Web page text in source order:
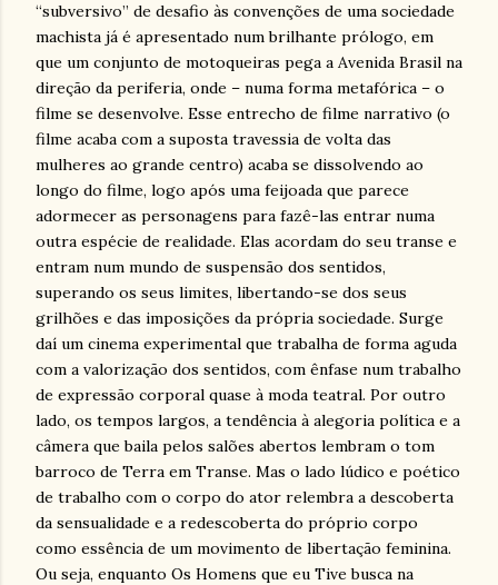
“subversivo” de desafio às convenções de uma sociedade
machista já é apresentado num brilhante prólogo, em
que um conjunto de motoqueiras pega a Avenida Brasil na
direção da periferia, onde – numa forma metafórica – o
filme se desenvolve. Esse entrecho de filme narrativo (o
filme acaba com a suposta travessia de volta das
mulheres ao grande centro) acaba se dissolvendo ao
longo do filme, logo após uma feijoada que parece
adormecer as personagens para fazê-las entrar numa
outra espécie de realidade. Elas acordam do seu transe e
entram num mundo de suspensão dos sentidos,
superando os seus limites, libertando-se dos seus
grilhões e das imposições da própria sociedade. Surge
daí um cinema experimental que trabalha de forma aguda
com a valorização dos sentidos, com ênfase num trabalho
de expressão corporal quase à moda teatral. Por outro
lado, os tempos largos, a tendência à alegoria política e a
câmera que baila pelos salões abertos lembram o tom
barroco de Terra em Transe. Mas o lado lúdico e poético
de trabalho com o corpo do ator relembra a descoberta
da sensualidade e a redescoberta do próprio corpo
como essência de um movimento de libertação feminina.
Ou seja, enquanto Os Homens que eu Tive busca na